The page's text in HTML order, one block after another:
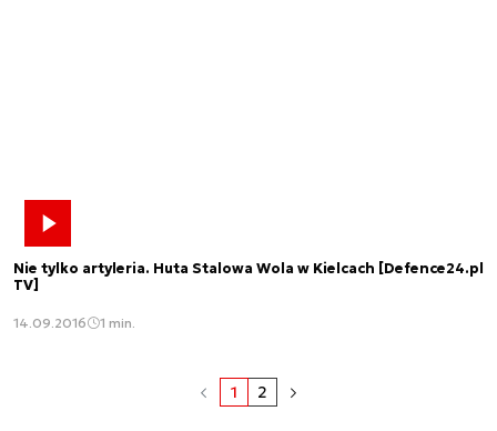
Nie tylko artyleria. Huta Stalowa Wola w Kielcach [Defence24.pl
TV]
14.09.2016 1 min.
1 2